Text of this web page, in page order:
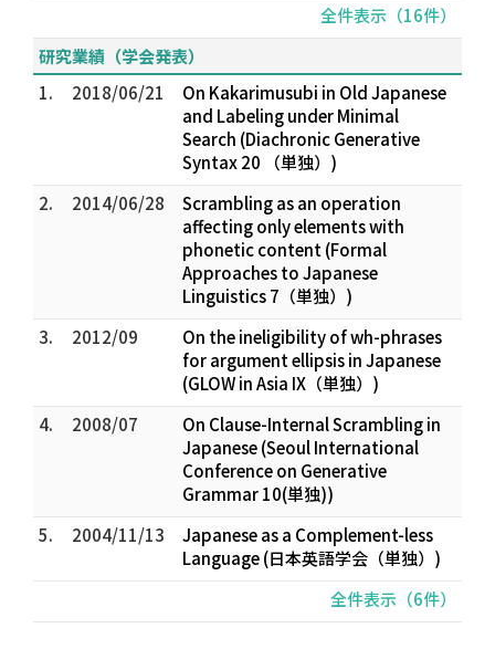
全件表示（16件）
研究業績（学会発表）
1.
2018/06/21
On Kakarimusubi in Old Japanese
and Labeling under Minimal
Search (Diachronic Generative
Syntax 20 （単独）)
2.
2014/06/28
Scrambling as an operation
affecting only elements with
phonetic content (Formal
Approaches to Japanese
Linguistics 7（単独）)
3.
2012/09
On the ineligibility of wh-phrases
for argument ellipsis in Japanese
(GLOW in Asia IX（単独）)
4.
2008/07
On Clause-Internal Scrambling in
Japanese (Seoul International
Conference on Generative
Grammar 10(単独))
5.
2004/11/13
Japanese as a Complement-less
Language (日本英語学会（単独）)
全件表示（6件）